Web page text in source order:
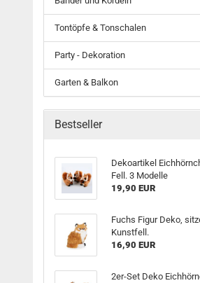
Tontöpfe & Tonschalen
Party - Dekoration
Garten & Balkon
Bestseller
Dekoartikel
Fell. 3 Modelle
19,90 EUR
Fuchs Figur Deko,
Kunstfell.
16,90 EUR
2er-Set Deko